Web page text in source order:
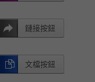
鏈接按鈕
文檔按鈕